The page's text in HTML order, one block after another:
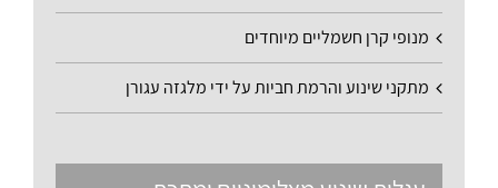
מנופי קרן חשמליים מיוחדים
מתקני שינוע והרמת חביות על ידי מלגזה עגורן